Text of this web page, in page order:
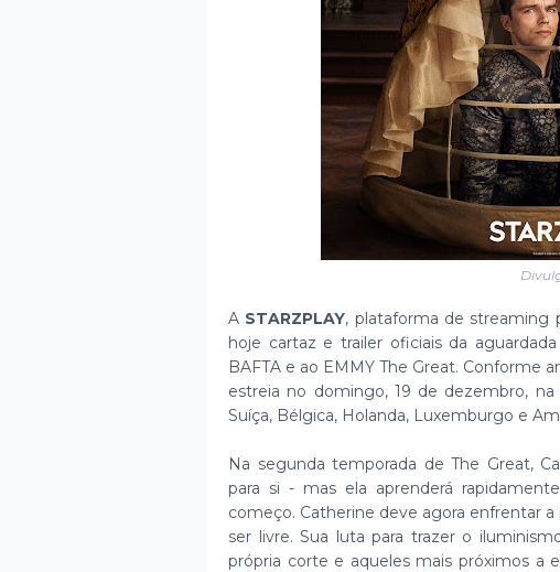
A STARZPLAY, plataforma de streaming
hoje cartaz e trailer oficiais da
BAFTA e ao EMMY The Great. Conforme
estreia no domingo, 19 de dezembro, na
Suíça, Bélgica, Holanda, Luxemburgo e
Na segunda temporada de The Great,
para si - mas ela aprenderá
começo. Catherine deve agora enfrentar a
ser livre. Sua luta para trazer o
própria corte e aqueles mais próximos a